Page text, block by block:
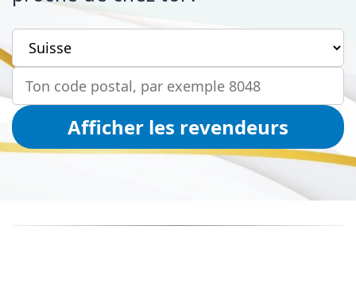
Ton pays
Ton code postal
Afficher les revendeurs